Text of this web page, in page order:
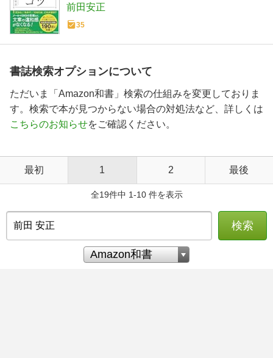
前田安正
35
書誌検索オプションについて
ただいま「Amazon和書」検索の仕組みを変更しておりま
す。検索で本が見つからない場合の対処法など、詳しくは
こちらのお知らせをご確認ください。
最初 1 2 最後
全19件中 1-10 件を表示
検索